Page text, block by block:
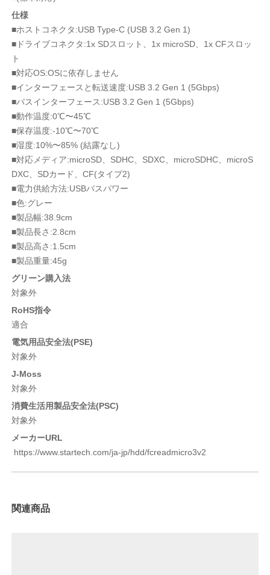
仕様
■ホストコネクタ:USB Type-C (USB 3.2 Gen 1)
■ドライブコネクタ:1x SDスロット、1x microSD、1x CFスロッ
ト
■対応OS:OSに依存しません
■インターフェースと転送速度:USB 3.2 Gen 1 (5Gbps)
■バスインターフェース:USB 3.2 Gen 1 (5Gbps)
■動作温度:0℃〜45℃
■保存温度:-10℃〜70℃
■湿度:10%〜85% (結露なし)
■対応メディア:microSD、SDHC、SDXC、microSDHC、microS
DXC、SDカード、CF(タイプ2)
■電力供給方法:USBバスパワー
■色:グレー
■製品幅:38.9cm
■製品長さ:2.8cm
■製品高さ:1.5cm
■製品重量:45g
グリーン購入法
対象外
RoHS指令
適合
電気用品安全法(PSE)
対象外
J-Moss
対象外
消費生活用製品安全法(PSC)
対象外
メーカーURL
https://www.startech.com/ja-jp/hdd/fcreadmicro3v2
関連商品